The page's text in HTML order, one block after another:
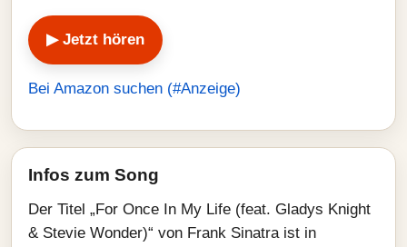
▶ Jetzt hören
Bei Amazon suchen (#Anzeige)
Infos zum Song
Der Titel „For Once In My Life (feat. Gladys Knight
& Stevie Wonder)“ von Frank Sinatra ist in